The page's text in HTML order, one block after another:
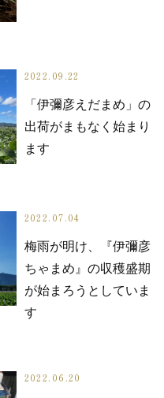
2022.09.22
「伊彌彦えだまめ」の
出荷がまもなく始まり
ます
2022.07.04
梅雨が明け、『伊彌彦
ちゃまめ』の収穫盛期
が始まろうとしていま
す
2022.06.20